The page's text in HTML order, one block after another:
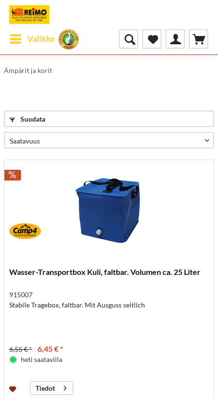
Valikko
Ämpärit ja korit
Suodata
Wasser-Transportbox Kuli, faltbar. Volumen ca. 25 Liter
915007
Stabile Tragebox, faltbar. Mit Ausguss seitlich
6,55 € * 6,45 € *
heti saatavilla
Tiedot